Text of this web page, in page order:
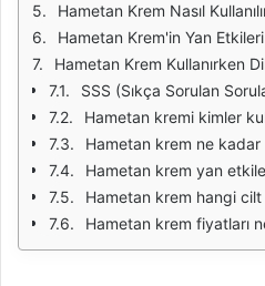
Hametan Krem Nasıl
Hametan Krem'in Yan Etkileri
Hametan Krem Kullanırken
SSS (Sıkça Sorulan
Hametan kremi kimler
Hametan krem ne kadar
Hametan krem yan
Hametan krem hangi
Hametan krem fiyatları